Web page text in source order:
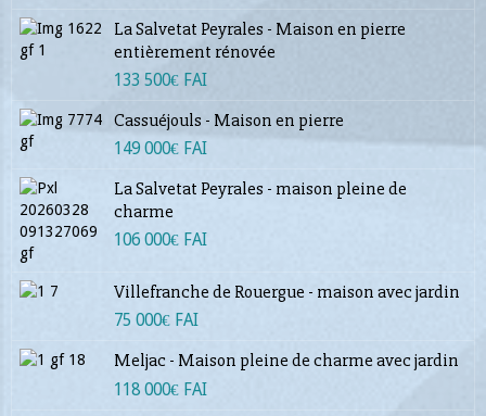
La Salvetat Peyrales - Maison en pierre
entièrement rénovée
133 500€ FAI
Cassuéjouls - Maison en pierre
149 000€ FAI
La Salvetat Peyrales - maison pleine de
charme
106 000€ FAI
Villefranche de Rouergue - maison avec jardin
75 000€ FAI
Meljac - Maison pleine de charme avec jardin
118 000€ FAI